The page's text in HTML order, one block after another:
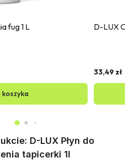
fug 1 L D-LUX
33,49 zł
D-LUX Płyn do
tapicerki 1l